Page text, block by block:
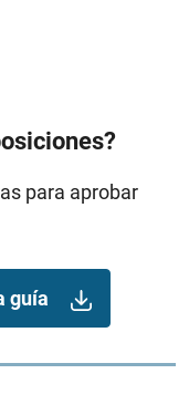
para aprobar
guía